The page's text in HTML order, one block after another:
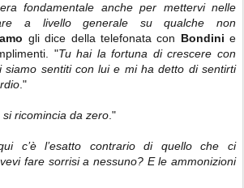
fondamentale anche per mettervi nelle
a livello generale su qualche non
gli dice della telefonata con Bondini e
"Tu hai la fortuna di crescere con
siamo sentiti con lui e mi ha detto di sentirti
."
ricomincia da zero ."
c’è l’esatto contrario di quello che ci
fare sorrisi a nessuno? E le ammonizioni